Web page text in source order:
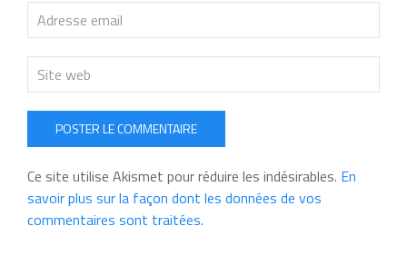
POSTER LE COMMENTAIRE
Ce site utilise Akismet pour réduire les indésirables. En
savoir plus sur la façon dont les données de vos
commentaires sont traitées.